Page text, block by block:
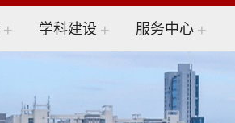
+ 学科建设 + 服务中心 +